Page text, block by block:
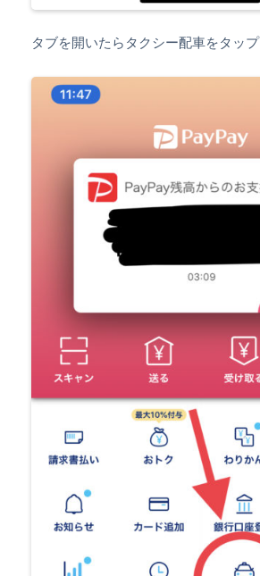
タブを開いたらタクシー配車をタップ